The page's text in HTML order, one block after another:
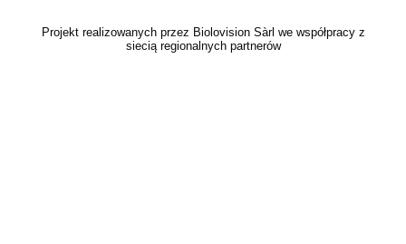
Projekt realizowanych przez Biolovision Sàrl we współpracy z
siecią regionalnych partnerów